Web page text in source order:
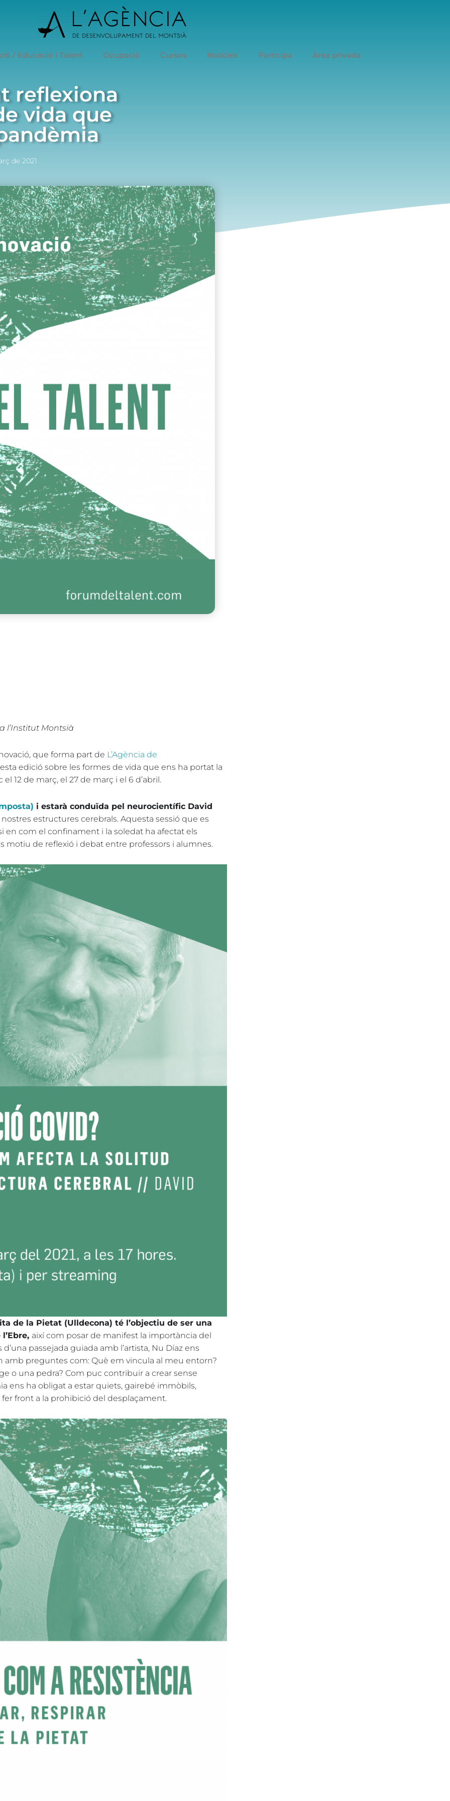
/ Educació i Talent Ocupació Cursos Notícies Participa Àrea privada
reflexiona
vida que
de 2021
l’Institut Montsià
que forma part de L’Agència de
edició sobre les formes de vida que ens ha portat la
12 de març, el 27 de març i el 6 d’abril.
i estarà conduïda pel neurocientífic David
estructures cerebrals. Aquesta sessió que es
com el confinament i la soledat ha afectat els
motiu de reflexió i debat entre professors i alumnes.
de la Pietat (Ulldecona) té l’objectiu de ser una
així com posar de manifest la importància del
passejada guiada amb l’artista, Nu Díaz ens
preguntes com: Què em vincula al meu entorn?
o una pedra? Com puc contribuir a crear sense
ens ha obligat a estar quiets, gairebé immòbils,
front a la prohibició del desplaçament.